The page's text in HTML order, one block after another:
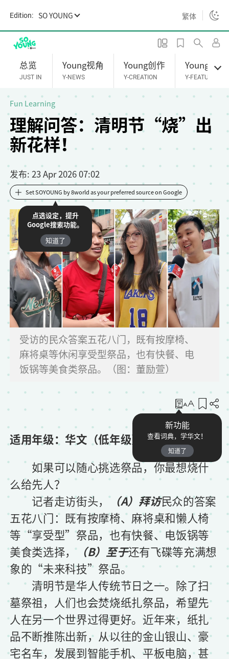
i
Edition: SO YOUNG 繁体
总览
JUST IN
Young视角
Y-NEWS
Young创作
Y-CREATION
Young专题
Y-FEATURES
理解问答：清明节“烧”出
新花样！
Fun Learning
发布: 23 Apr 2026 07:02
Set SOYOUNG by 8world as your preferred source on Google
点选设定，提升
Google搜索功能。
知道了
受访的民众答案五花八门，既有按摩椅、
麻将桌等休闲享受型祭品，也有快餐、电
饭锅等美食类祭品。（图：董励萱）
新功能
查看词典，学华文！
知道了
收藏
适用年级：华文（低年级）
如果可以随心挑选祭品，你最想烧什
么给先人？
记者走访街头，（A）拜访民众的答案
五花八门：既有按摩椅、麻将桌和懒人椅
等“享受型”祭品，也有快餐、电饭锅等
美食类选择，（B）至于还有飞碟等充满想
象的“未来科技”祭品。
清明节是华人传统节日之一。除了扫
墓祭祖，人们也会焚烧纸扎祭品，希望先
人在另一个世界过得更好。近年来，纸扎
品不断推陈出新，从以往的金山银山、豪
宅名车，发展到智能手机、平板电脑，甚